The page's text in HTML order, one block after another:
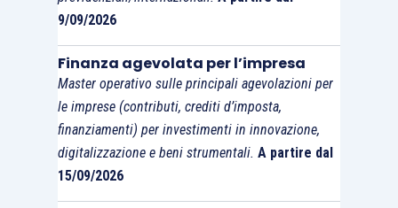
9/09/2026
Finanza agevolata per l’impresa
Master operativo sulle principali agevolazioni per
le imprese (contributi, crediti d’imposta,
finanziamenti) per investimenti in innovazione,
digitalizzazione e beni strumentali. A partire dal
15/09/2026